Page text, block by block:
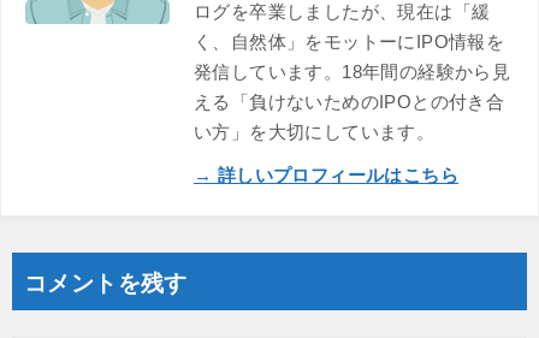
ログを卒業しましたが、現在は「緩
く、自然体」をモットーにIPO情報を
発信しています。18年間の経験から見
える「負けないためのIPOとの付き合
い方」を大切にしています。
→ 詳しいプロフィールはこちら
コメントを残す